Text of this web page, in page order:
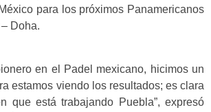
para los próximos Panamericanos
Doha.
en el Padel mexicano, hicimos un
estamos viendo los resultados; es clara
que está trabajando Puebla”, expresó